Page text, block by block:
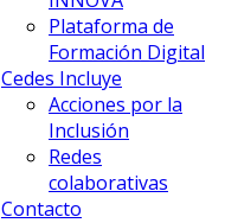
Plataforma de
Formación Digital
Cedes Incluye
Acciones por la
Inclusión
Redes
colaborativas
Contacto